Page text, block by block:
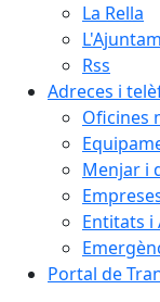
La Rella
Rss
Adreces i
Oficines
Menjar i
Entitats i
Portal de